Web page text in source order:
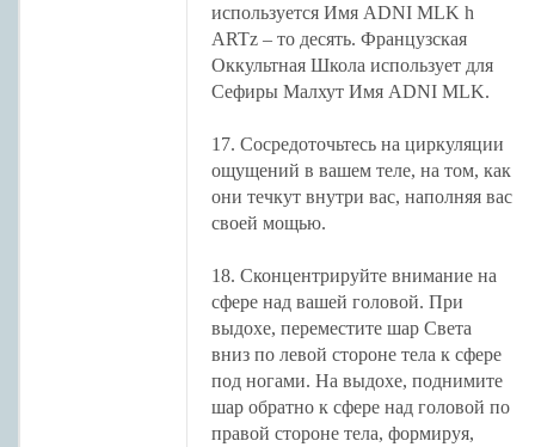
используется Имя ADNI MLK h
ARTz – то десять. Французская
Оккультная Школа использует для
Сефиры Малхут Имя ADNI MLK.
17. Сосредоточьтесь на циркуляции
ощущений в вашем теле, на том, как
они течкут внутри вас, наполняя вас
своей мощью.
18. Сконцентрируйте внимание на
сфере над вашей головой. При
выдохе, переместите шар Света
вниз по левой стороне тела к сфере
под ногами. На выдохе, поднимите
шар обратно к сфере над головой по
правой стороне тела, формируя,